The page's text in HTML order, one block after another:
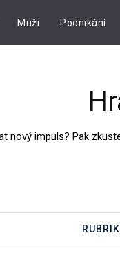
Muži Podnikání
nový impuls? Pak